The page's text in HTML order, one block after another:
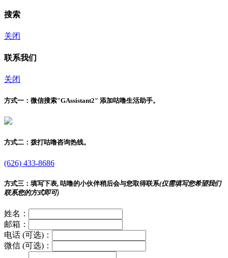
搜索
关闭
联系我们
关闭
方式一： 微信搜索"GAssistant2" 添加咕噜生活助手。
方式二： 拨打咕噜咨询热线。
(626) 433-8686
方式三： 填写下表, 咕噜的小伙伴稍后会与您取得联系(仅需填写您希望我们
联系您的方式即可)
姓名：
邮箱：
电话 (可选)：
微信 (可选)：